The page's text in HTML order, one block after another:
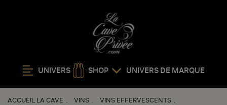
UNIVERS SHOP UNIVERS DE MARQUE
ACCUEIL LA CAVE VINS
VINS EFFERVESCENTS